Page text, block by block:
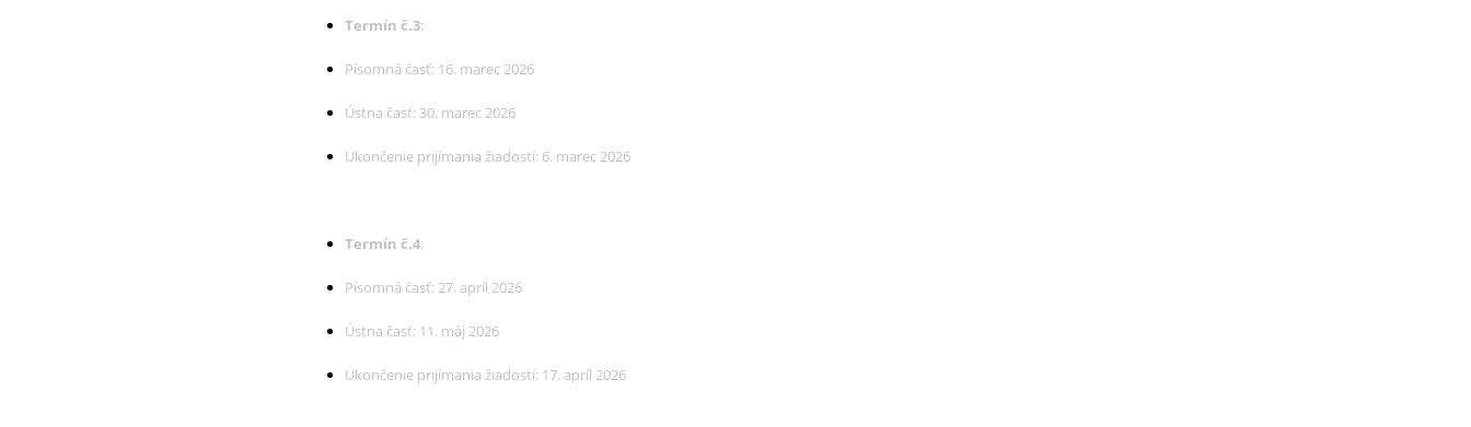
Termín č.3:
Písomná časť: 16. marec 2026
Ústna časť: 30. marec 2026
Ukončenie prijímania žiadostí: 6. marec 2026
Termín č.4:
Písomná časť: 27. apríl 2026
Ústna časť: 11. máj 2026
Ukončenie prijímania žiadostí: 17. apríl 2026